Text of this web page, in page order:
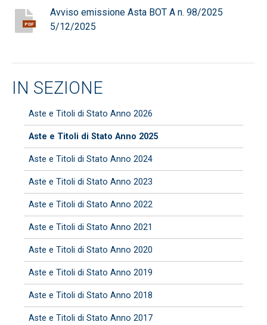
PDF
Avviso emissione Asta BOT A n. 98/2025
5/12/2025
IN SEZIONE
Aste e Titoli di Stato Anno 2026
Aste e Titoli di Stato Anno 2025
Aste e Titoli di Stato Anno 2024
Aste e Titoli di Stato Anno 2023
Aste e Titoli di Stato Anno 2022
Aste e Titoli di Stato Anno 2021
Aste e Titoli di Stato Anno 2020
Aste e Titoli di Stato Anno 2019
Aste e Titoli di Stato Anno 2018
Aste e Titoli di Stato Anno 2017